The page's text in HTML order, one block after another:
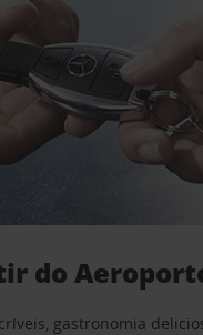
do
gastronomia